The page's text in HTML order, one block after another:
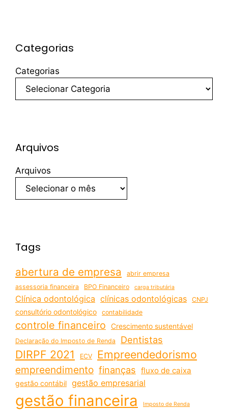
Categorias
Categorias
Arquivos
Arquivos
Tags
abertura de empresa
abrir empresa
assessoria financeira
BPO Financeiro carga tributária
Clínica odontológica clínicas odontológicas CNPJ
consultório odontológico contabilidade
controle financeiro Crescimento sustentável
Declaração do Imposto de Renda Dentistas
DIRPF 2021 ECV Empreendedorismo
empreendimento finanças fluxo de caixa
gestão contábil gestão empresarial
gestão financeira Imposto de Renda